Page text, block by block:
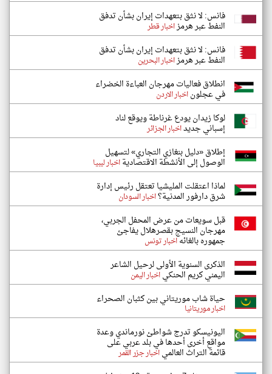
فانس: لا نثق بتعهدات إيران بشأن تدفق
النفط عبر هرمزاخبار قطر
فانس: لا نثق بتعهدات إيران بشأن تدفق
النفط عبر هرمزاخبار البحرين
انطلاق فعاليات مهرجان العباءة الخضراء
في عجلوناخبار الاردن
لوكا زيدان يودع غرناطة ويوقع لناد
إسباني جديداخبار الجزائر
إطلاق «دليل بنغازي التجاري» لتسهيل
الوصول إلى الأنشطة الاقتصاديةاخبار ليبيا
لماذا اعتقلت المليشيا تعتقل رئيس إدارة
شرق دارفور المدنية؟اخبار السودان
قبل سويعات من عرض المحفل الجربي،
مهرجان النسيج بقصرهلال يفاجئ
جمهوره بالغائهاخبار تونس
الذكرى السنوية الأولى لرحيل الشاعر
اليمني كريم الحنكياخبار اليمن
حياة شاب موريتاني بين كثبان الصحراء
اخبار موريتانيا
اليونيسكو تدرج شواطئ نورماندي وعدة
مواقع أخرى أحدها في بلد عربي على
قائمة التراث العالمياخبار جزر القمر